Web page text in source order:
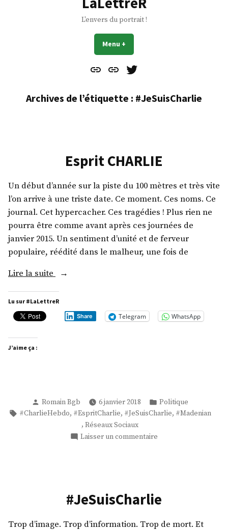
L'envers du portrait !
Menu +
Contact
À
Mes
Archives de l’étiquette : #JeSuisCharlie
Esprit CHARLIE
Un début d’année sur la piste du 100 mètres et très vite
l’on arrive à une triste date. Ce moment. Ces noms. Ce
journal. Cet hypercacher. Ces tragédies ! Plus rien ne
pourra être comme avant après ces journées de
janvier 2015. Un sentiment d’unité et de ferveur
populaire, réédité dans le malheur, une fois de
Lire la suite
« Esprit
Lu sur #LaLettreR
Share Telegram WhatsApp
J’aime ça :
Publié
par
Romain Bgb 6 janvier 2018
Publié
dans
Politique
Étiquettes :
#CharlieHebdo, #EspritCharlie, #JeSuisCharlie, #Madenian
, Réseaux Sociaux
Laisser un commentaire
#JeSuisCharlie
Trop d’image. Trop d’information. Trop de mort. Et